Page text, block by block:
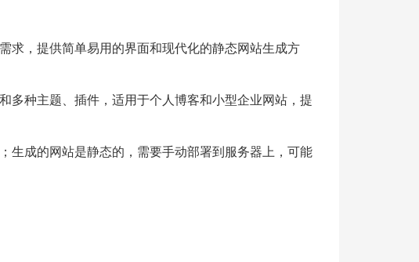
求，提供简单易用的界面和现代化的静态网站生成方
多种主题、插件，适用于个人博客和小型企业网站，提
生成的网站是静态的，需要手动部署到服务器上，可能